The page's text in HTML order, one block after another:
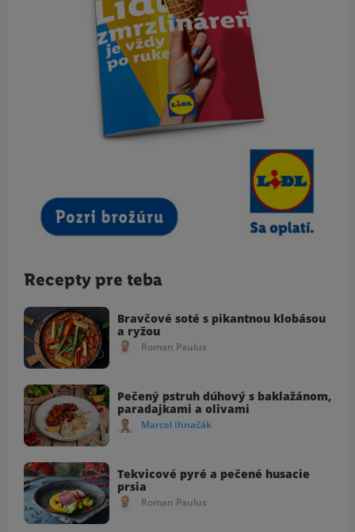
Recepty pre teba
Bravčové soté s pikantnou klobásou
a ryžou
Roman Paulus
Pečený pstruh dúhový s baklažánom,
paradajkami a olivami
Marcel Ihnačák
Tekvicové pyré a pečené husacie
prsia
Roman Paulus